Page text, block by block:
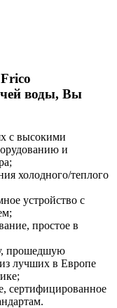
воды, Вы
с высокими
и
холодного/теплого
устройство с
простое в
прошедшую
лучших в Европе
сертифицированное